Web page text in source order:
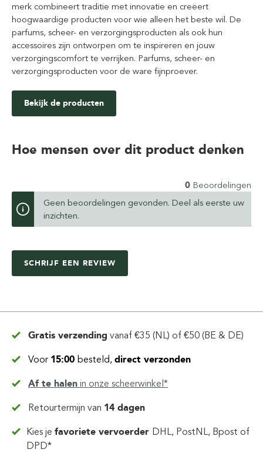
merk combineert traditie met innovatie en creëert
hoogwaardige producten voor wie alleen het beste wil. De
parfums, scheer- en verzorgingsproducten als ook hun
accessoires zijn ontworpen om te inspireren en jouw
verzorgingscomfort te verrijken. Parfums, scheer- en
verzorgingsproducten voor de ware fijnproever.
Bekijk de producten
Hoe mensen over dit product denken
0 Beoordelingen
Geen beoordelingen gevonden. Deel als eerste uw
inzichten.
SCHRIJF EEN REVIEW
Gratis verzending vanaf €35 (NL) of €50 (BE & DE)
Voor 15:00 besteld, direct verzonden
Af te halen in onze scheerwinkel*
Retourtermijn van 14 dagen
Kies jefavoriete vervoerder DHL, PostNL, Bpost of
DPD*